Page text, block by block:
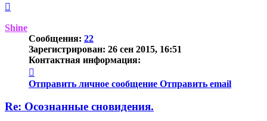
началу
Shine
Сообщения: 22
Зарегистрирован: 26 сен 2015, 16:51
Контактная информация:
информация
пользователя
Отправить личное сообщение Отправить email
Re: Осознанные сновидения.